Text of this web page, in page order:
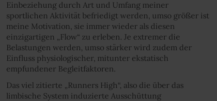
Einbeziehung durch Art und Umfang meiner
sportlichen Aktivität befriedigt werden, umso größer ist
meine Motivation, sie immer wieder als diesen
einzigartigen „Flow“ zu erleben. Je extremer die
Belastungen werden, umso stärker wird zudem der
Einfluss physiologischer, mitunter ekstatisch
empfundener Begleitfaktoren.
Das viel zitierte „Runners High“, also die über das
limbische System induzierte Ausschüttung